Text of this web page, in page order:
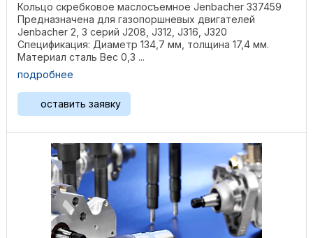
Кольцо скребковое маслосъемное Jenbacher 337459
Предназначена для газопоршневых двигателей
Jenbacher 2, 3 серий J208, J312, J316, J320
Спецификация: Диаметр 134,7 мм, толщина 17,4 мм.
Материал сталь Вес 0,3 ...
подробнее
оставить заявку